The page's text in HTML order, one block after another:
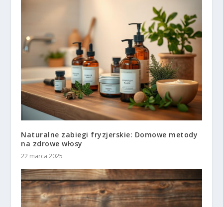
Naturalne zabiegi fryzjerskie: Domowe metody
na zdrowe włosy
22 marca 2025